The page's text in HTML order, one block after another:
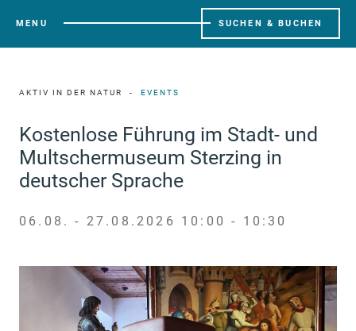
MENU SUCHEN & BUCHEN
AKTIV IN DER NATUR EVENTS
Kostenlose Führung im Stadt- und
Multschermuseum Sterzing in
deutscher Sprache
06.08. - 27.08.2026 10:00 - 10:30